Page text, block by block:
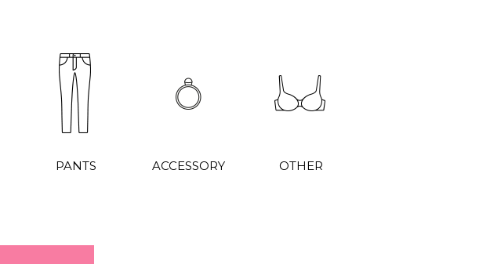
PANTS ACCESSORY OTHER